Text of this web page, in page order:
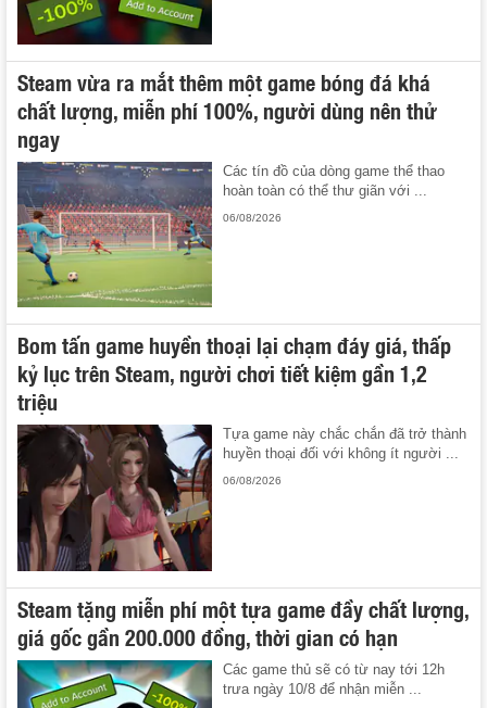
Steam vừa ra mắt thêm một game bóng đá khá
chất lượng, miễn phí 100%, người dùng nên thử
ngay
Các tín đồ của dòng game thể thao
hoàn toàn có thể thư giãn với ...
06/08/2026
Bom tấn game huyền thoại lại chạm đáy giá, thấp
kỷ lục trên Steam, người chơi tiết kiệm gần 1,2
triệu
Tựa game này chắc chắn đã trở thành
huyền thoại đối với không ít người ...
06/08/2026
Steam tặng miễn phí một tựa game đầy chất lượng,
giá gốc gần 200.000 đồng, thời gian có hạn
Các game thủ sẽ có từ nay tới 12h
trưa ngày 10/8 để nhận miễn ...